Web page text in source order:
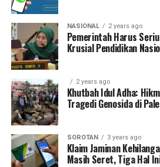
NASIONAL 2 years ago
Pemerintah Harus
Krusial Pendidikan
2 years ago
Khutbah Idul Adha:
Tragedi Genosida di
SOROTAN 3 years ago
Klaim Jaminan
Masih Seret, Tiga Hal